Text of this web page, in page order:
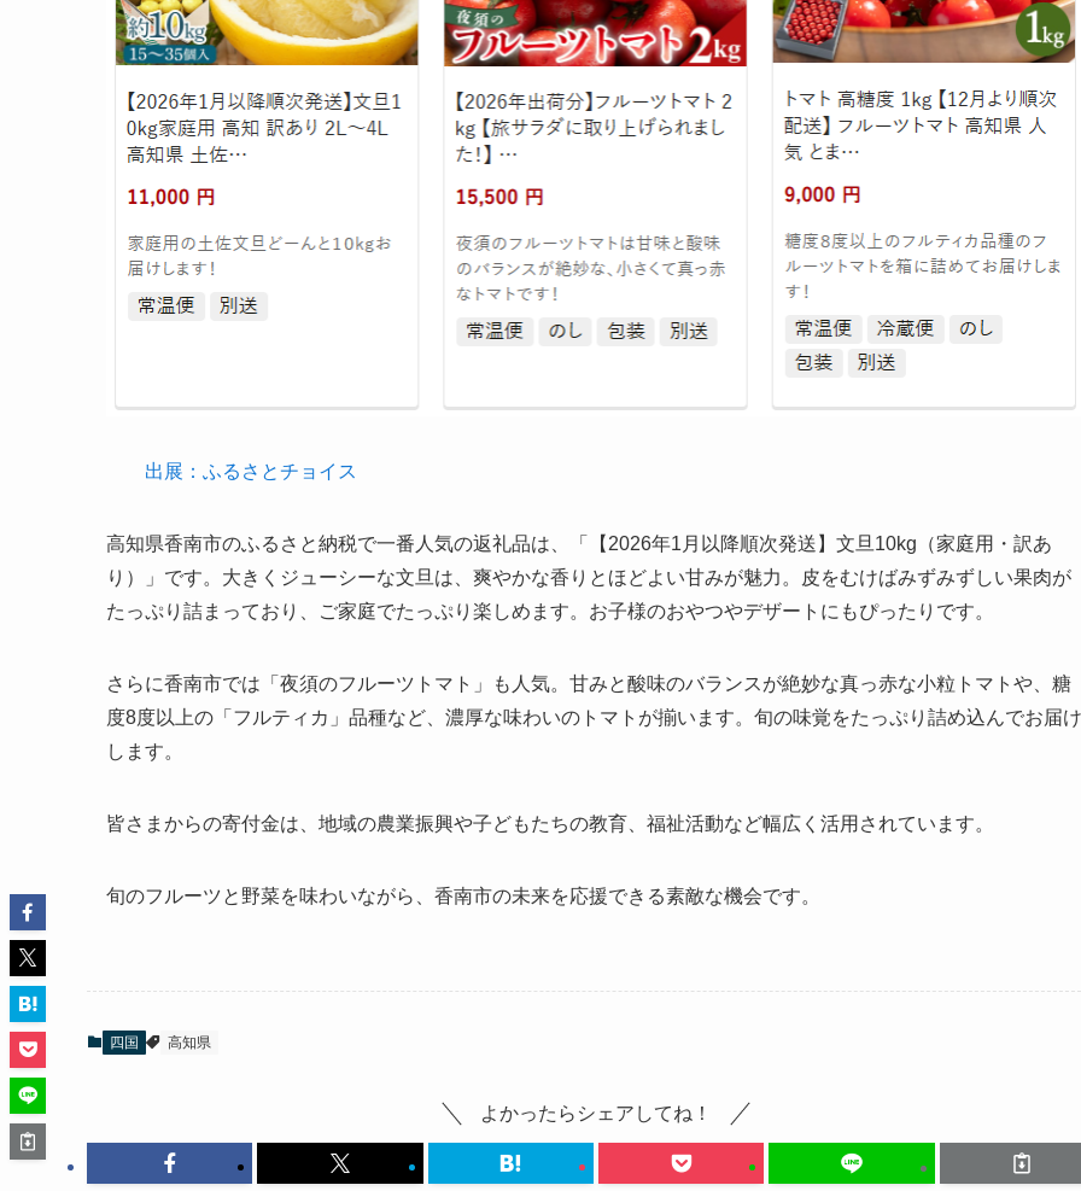
出展：ふるさとチョイス
高知県香南市のふるさと納税で一番人気の返礼品は、「【2026年1月以降順次発送】文旦10kg（家庭用・訳あ
り）」です。大きくジューシーな文旦は、爽やかな香りとほどよい甘みが魅力。皮をむけばみずみずしい果肉が
たっぷり詰まっており、ご家庭でたっぷり楽しめます。お子様のおやつやデザートにもぴったりです。
さらに香南市では「夜須のフルーツトマト」も人気。甘みと酸味のバランスが絶妙な真っ赤な小粒トマトや、糖
度8度以上の「フルティカ」品種など、濃厚な味わいのトマトが揃います。旬の味覚をたっぷり詰め込んでお届け
します。
皆さまからの寄付金は、地域の農業振興や子どもたちの教育、福祉活動など幅広く活用されています。
旬のフルーツと野菜を味わいながら、香南市の未来を応援できる素敵な機会です。
四国 高知県
よかったらシェアしてね！